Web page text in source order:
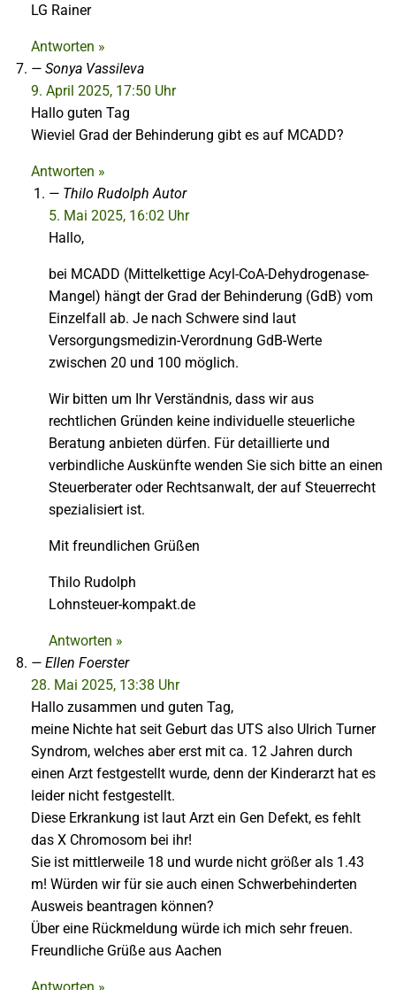
LG Rainer
Antworten »
Sonya Vassileva
9. April 2025, 17:50 Uhr
Hallo guten Tag
Wieviel Grad der Behinderung gibt es auf MCADD?
Antworten »
Thilo Rudolph Autor
5. Mai 2025, 16:02 Uhr
Hallo,
bei MCADD (Mittelkettige Acyl-CoA-Dehydrogenase-
Mangel) hängt der Grad der Behinderung (GdB) vom
Einzelfall ab. Je nach Schwere sind laut
Versorgungsmedizin-Verordnung GdB-Werte
zwischen 20 und 100 möglich.
Wir bitten um Ihr Verständnis, dass wir aus
rechtlichen Gründen keine individuelle steuerliche
Beratung anbieten dürfen. Für detaillierte und
verbindliche Auskünfte wenden Sie sich bitte an einen
Steuerberater oder Rechtsanwalt, der auf Steuerrecht
spezialisiert ist.
Mit freundlichen Grüßen
Thilo Rudolph
Lohnsteuer-kompakt.de
Antworten »
Ellen Foerster
28. Mai 2025, 13:38 Uhr
Hallo zusammen und guten Tag,
meine Nichte hat seit Geburt das UTS also Ulrich Turner
Syndrom, welches aber erst mit ca. 12 Jahren durch
einen Arzt festgestellt wurde, denn der Kinderarzt hat es
leider nicht festgestellt.
Diese Erkrankung ist laut Arzt ein Gen Defekt, es fehlt
das X Chromosom bei ihr!
Sie ist mittlerweile 18 und wurde nicht größer als 1.43
m! Würden wir für sie auch einen Schwerbehinderten
Ausweis beantragen können?
Über eine Rückmeldung würde ich mich sehr freuen.
Freundliche Grüße aus Aachen